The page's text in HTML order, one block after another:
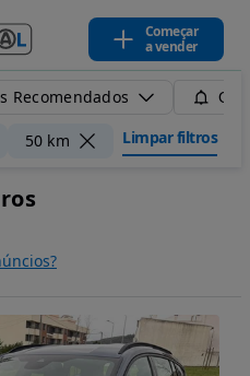
Começar
a vender
Recomendados
50 km Limpar filtros